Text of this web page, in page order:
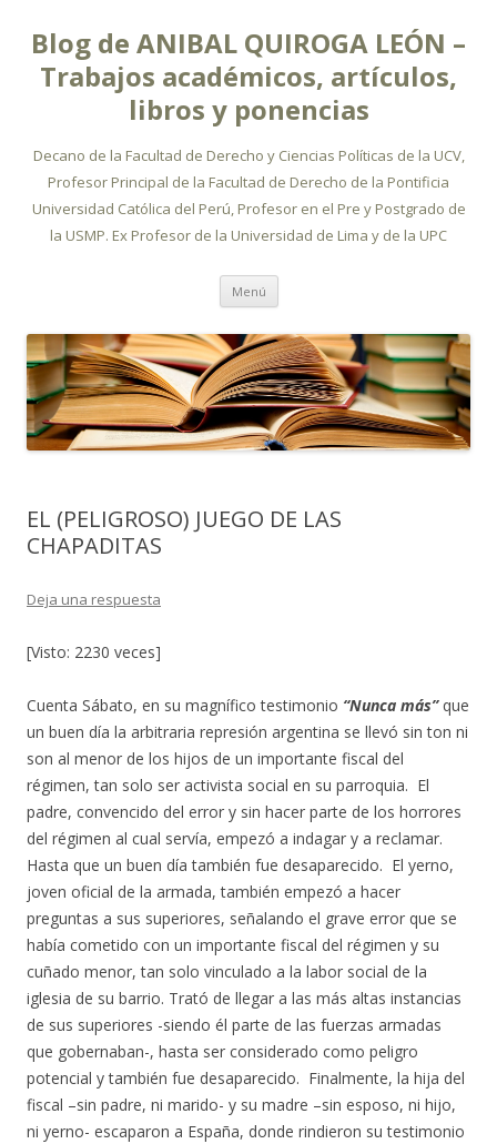
Blog de ANIBAL QUIROGA LEÓN –
Trabajos académicos, artículos,
libros y ponencias
Decano de la Facultad de Derecho y Ciencias Políticas de la UCV,
Profesor Principal de la Facultad de Derecho de la Pontificia
Universidad Católica del Perú, Profesor en el Pre y Postgrado de
la USMP. Ex Profesor de la Universidad de Lima y de la UPC
Menú Ir
contenido
EL (PELIGROSO) JUEGO DE LAS
CHAPADITAS
Deja una respuesta
[Visto: 2230 veces]
Cuenta Sábato, en su magnífico testimonio “Nunca más”que
un buen día la arbitraria represión argentina se llevó sin ton ni
son al menor de los hijos de un importante fiscal del
régimen, tan solo ser activista social en su parroquia. El
padre, convencido del error y sin hacer parte de los horrores
del régimen al cual servía, empezó a indagar y a reclamar.
Hasta que un buen día también fue desaparecido. El yerno,
joven oficial de la armada, también empezó a hacer
preguntas a sus superiores, señalando el grave error que se
había cometido con un importante fiscal del régimen y su
cuñado menor, tan solo vinculado a la labor social de la
iglesia de su barrio. Trató de llegar a las más altas instancias
de sus superiores -siendo él parte de las fuerzas armadas
que gobernaban-, hasta ser considerado como peligro
potencial y también fue desaparecido. Finalmente, la hija del
fiscal –sin padre, ni marido- y su madre –sin esposo, ni hijo,
ni yerno- escaparon a España, donde rindieron su testimonio